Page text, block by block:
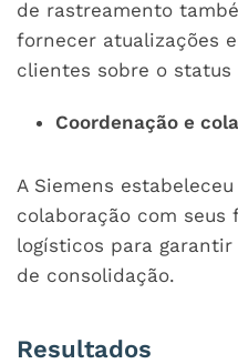
de rastreamento
fornecer atualizações
clientes sobre o status
Coordenação e
A Siemens
colaboração com seus
logísticos para
de consolidação.
Resultados